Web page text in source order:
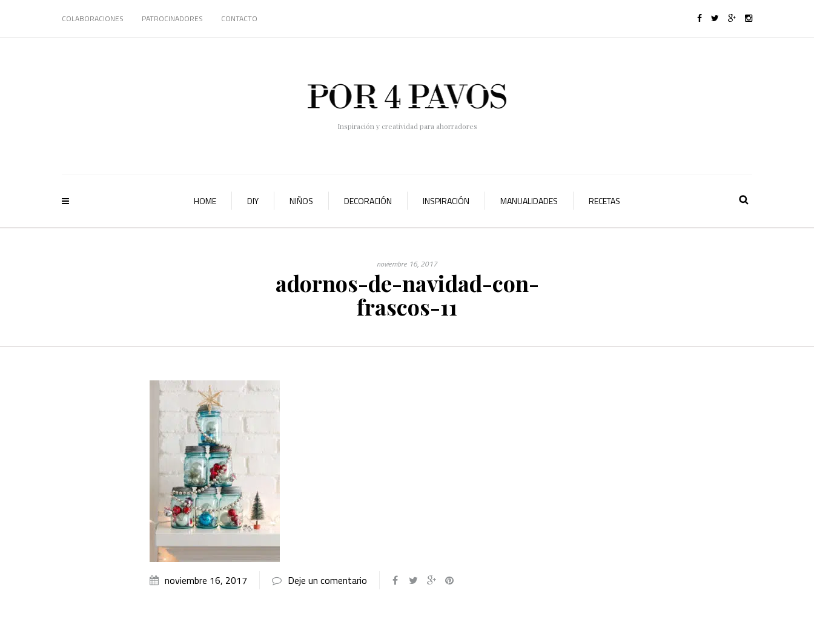
COLABORACIONES PATROCINADORES CONTACTO
Inspiración y creatividad para ahorradores
HOME DIY NIÑOS DECORACIÓN INSPIRACIÓN MANUALIDADES RECETAS
noviembre 16, 2017
adornos-de-navidad-con-
frascos-11
noviembre 16, 2017 Deje un comentario